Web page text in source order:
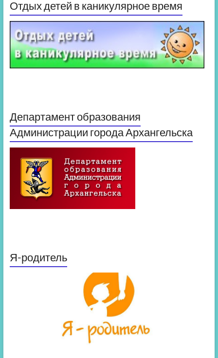
Отдых детей в каникулярное время
Департамент образования
Администрации города Архангельска
Я-родитель